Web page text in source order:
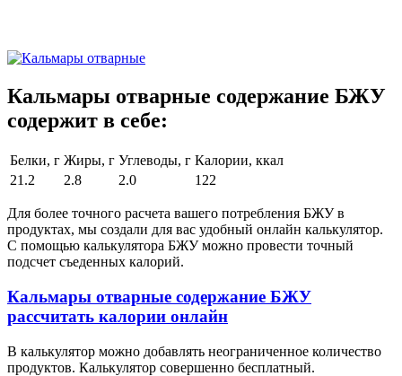
Кальмары отварные содержание БЖУ
содержит в себе:
Белки, г Жиры, г Углеводы, г Калории, ккал
21.2
2.8 2.0 122
Для более точного расчета вашего потребления БЖУ в
продуктах, мы создали для вас удобный онлайн калькулятор.
С помощью калькулятора БЖУ можно провести точный
подсчет съеденных калорий.
Кальмары отварные содержание БЖУ
рассчитать калории онлайн
В калькулятор можно добавлять неограниченное количество
продуктов. Калькулятор совершенно бесплатный.